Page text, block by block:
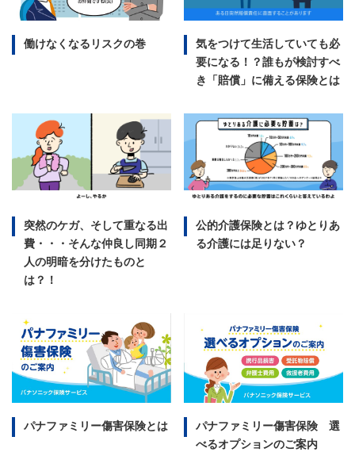
働けなくなるリスクの巻
気をつけて生活していても必
要になる！？誰もが検討すべ
き「賠償」に備える保険とは
突然のケガ、そして重なる出
費・・・そんな仲良し同期２
人の明暗を分けたものと
は？！
公的介護保険とは？ゆとりあ
る介護には足りない？
パナファミリー傷害保険とは
パナファミリー傷害保険 選
べるオプションのご案内